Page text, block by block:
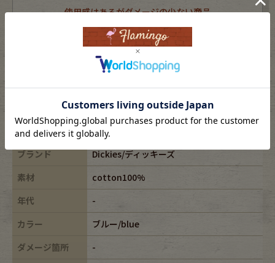
使用感はあるがダメージの少ない商品
※USEDですので使用感などございますが、まだまだご愛用していただけます。
古着という事をご理解の上ご注文よろしくお願いします。
※全体に色あせがございます。
※古着は洗濯、検品などのケアを行っております。
表記サイズ
36×30
ブランド
Dickies/ディッキーズ
素材
cotton100%
年代
-
カラー
ブルー/blue
ダメージ箇所
-